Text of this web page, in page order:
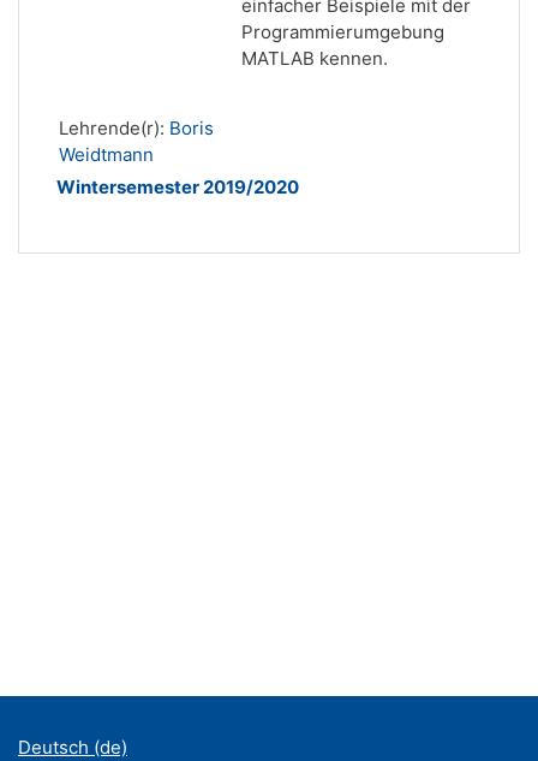
einfacher Beispiele mit der
Programmierumgebung
MATLAB kennen.
Lehrende(r): Boris
Weidtmann
Wintersemester 2019/2020
Deutsch ‎(de)‎